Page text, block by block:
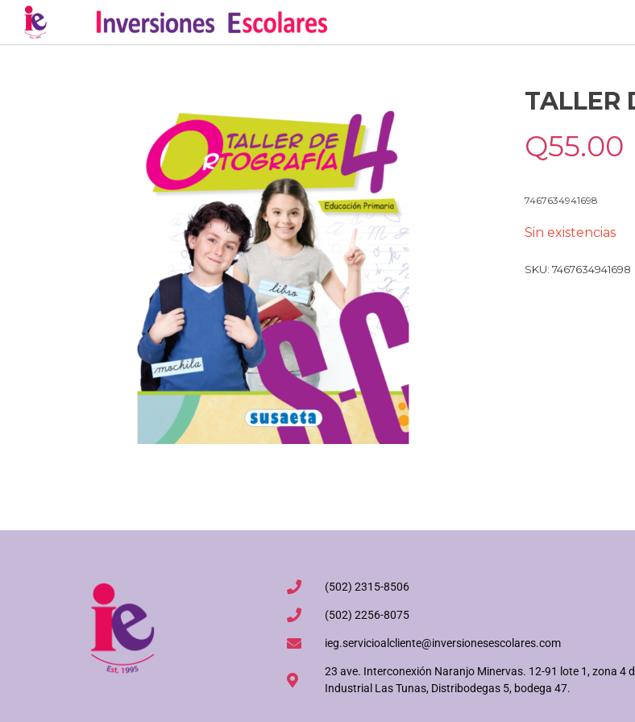
TALLER
Q55.00
7467634941698
Sin existencias
SKU: 7467634941698
(502) 2315-8506
(502) 2256-8075
ieg.servicioalcliente@inversionesescolares.com
23 ave. Interconexión Naranjo Minervas. 12-91 lote 1, zona 4
Industrial Las Tunas, Distribodegas 5, bodega 47.